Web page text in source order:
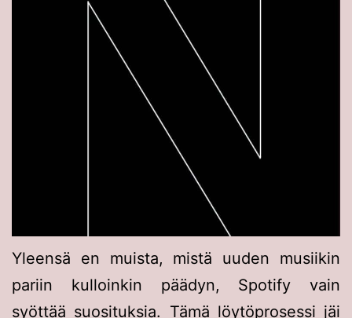
Yleensä en muista, mistä uuden musiikin
pariin kulloinkin päädyn, Spotify vain
syöttää suosituksia. Tämä löytöprosessi jäi